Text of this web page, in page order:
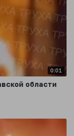
0:01
области